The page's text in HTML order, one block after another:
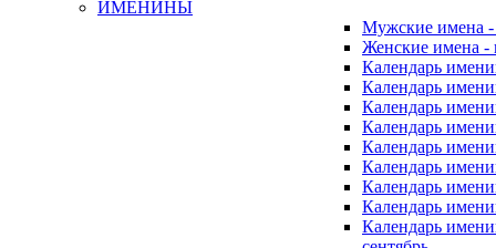
ИМЕНИНЫ
Мужские имена
Женские имена
Календарь
Календарь
Календарь
Календарь
Календарь
Календарь
Календарь
Календарь
Календарь